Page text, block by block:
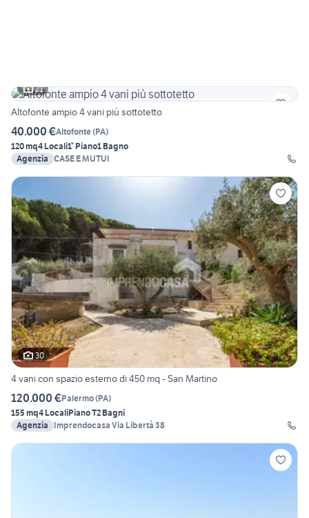
21
Altofonte ampio 4 vani più sottotetto
40.000 €Altofonte(PA)
120 mq4 Locali1° Piano1 Bagno
Agenzia CASE E MUTUI
30
4 vani con spazio esterno di 450 mq - San Martino
120.000 €Palermo(PA)
155 mq4 LocaliPiano T2 Bagni
Agenzia
Imprendocasa Via Libertà 38